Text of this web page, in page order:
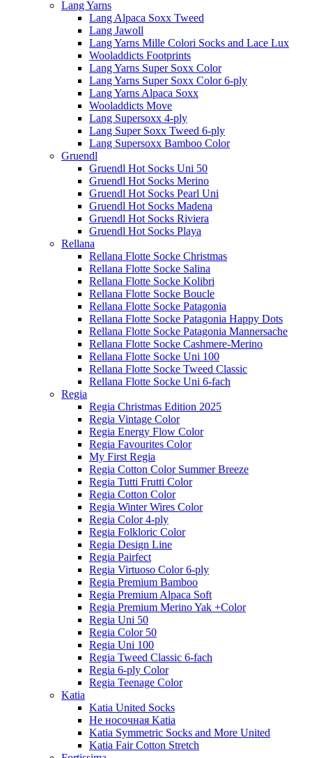
Lang Yarns
Lang Alpaca Soxx Tweed
Lang Jawoll
Lang Yarns Mille Colori Socks and Lace Lux
Wooladdicts Footprints
Lang Yarns Super Soxx Color
Lang Yarns Super Soxx Color 6-ply
Lang Yarns Alpaca Soxx
Wooladdicts Move
Lang Supersoxx 4-ply
Lang Super Soxx Tweed 6-ply
Lang Supersoxx Bamboo Color
Gruendl
Gruendl Hot Socks Uni 50
Gruendl Hot Socks Merino
Gruendl Hot Socks Pearl Uni
Gruendl Hot Socks Madena
Gruendl Hot Socks Riviera
Gruendl Hot Socks Playa
Rellana
Rellana Flotte Socke Christmas
Rellana Flotte Socke Salina
Rellana Flotte Socke Kolibri
Rellana Flotte Socke Boucle
Rellana Flotte Socke Patagonia
Rellana Flotte Socke Patagonia Happy Dots
Rellana Flotte Socke Patagonia Mannersache
Rellana Flotte Socke Cashmere-Merino
Rellana Flotte Socke Uni 100
Rellana Flotte Socke Tweed Classic
Rellana Flotte Socke Uni 6-fach
Regia
Regia Christmas Edition 2025
Regia Vintage Color
Regia Energy Flow Color
Regia Favourites Color
My First Regia
Regia Cotton Color Summer Breeze
Regia Tutti Frutti Color
Regia Cotton Color
Regia Winter Wires Color
Regia Color 4-ply
Regia Folkloric Color
Regia Design Line
Regia Pairfect
Regia Virtuoso Color 6-ply
Regia Premium Bamboo
Regia Premium Alpaca Soft
Regia Premium Merino Yak +Color
Regia Uni 50
Regia Color 50
Regia Uni 100
Regia Tweed Classic 6-fach
Regia 6-ply Color
Regia Teenage Color
Katia
Katia United Socks
Не носочная Katia
Katia Symmetric Socks and More United
Katia Fair Cotton Stretch